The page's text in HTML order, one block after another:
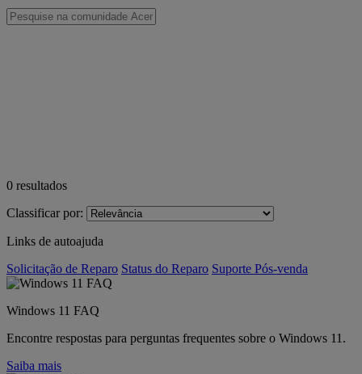
0 resultados
Classificar por:
Links de autoajuda
Solicitação de Reparo Status do Reparo Suporte Pós-venda
Windows 11 FAQ
Encontre respostas para perguntas frequentes sobre o Windows 11.
Saiba mais